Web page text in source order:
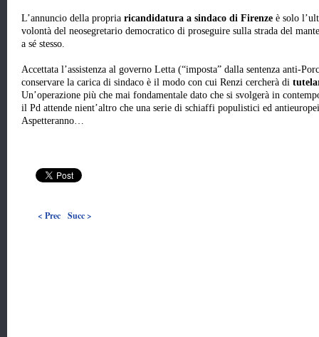
L’annuncio della propria ricandidatura a sindaco di Firenze è solo
volontà del neosegretario democratico di proseguire sulla strada del
a sé stesso.
Accettata l’assistenza al governo Letta (“imposta” dalla sentenza anti-
conservare la carica di sindaco è il modo con cui Renzi cercherà di
Un’operazione più che mai fondamentale dato che si svolgerà in
il Pd attende nient’altro che una serie di schiaffi populistici ed
Aspetteranno…
< Prec Succ >